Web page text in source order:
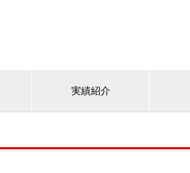
実績紹介